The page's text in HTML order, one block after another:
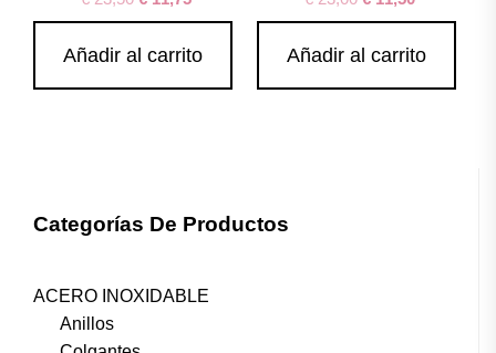
Añadir al carrito Añadir al carrito
Categorías De Productos
ACERO INOXIDABLE
Anillos